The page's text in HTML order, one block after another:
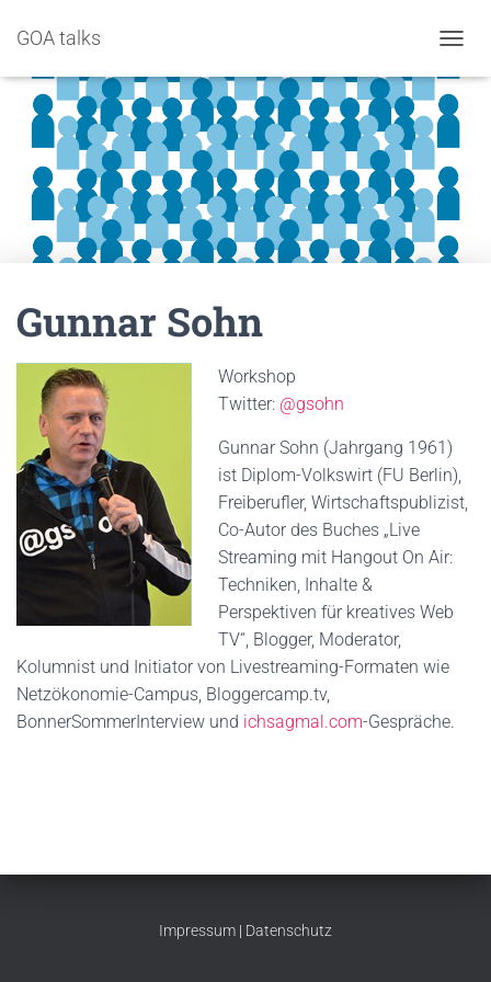
GOA talks
Gunnar Sohn
Workshop
Twitter: @gsohn
Gunnar Sohn (Jahrgang 1961)
ist Diplom-Volkswirt (FU Berlin),
Freiberufler, Wirtschaftspublizist,
Co-Autor des Buches „Live
Streaming mit Hangout On Air:
Techniken, Inhalte &
Perspektiven für kreatives Web
TV“, Blogger, Moderator,
Kolumnist und Initiator von Livestreaming-Formaten wie
Netzökonomie-Campus, Bloggercamp.tv,
BonnerSommerInterview und ichsagmal.com-Gespräche.
Impressum | Datenschutz